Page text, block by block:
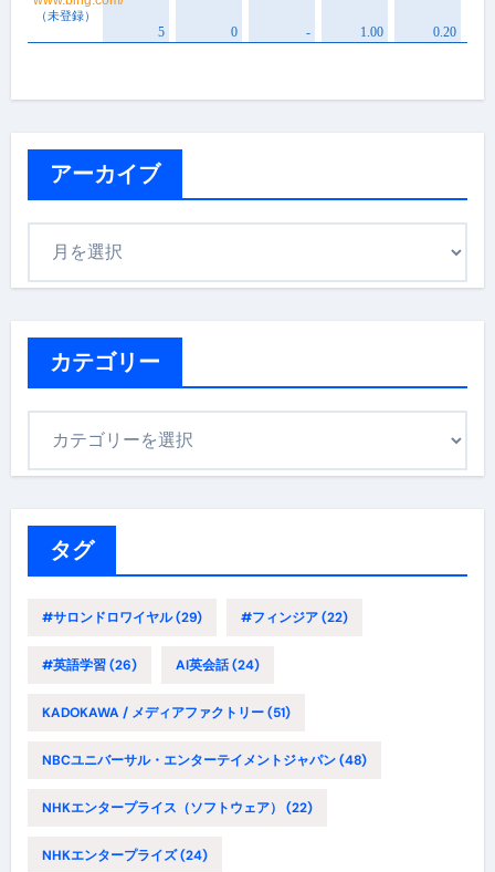
アーカイブ
カテゴリー
タグ
#サロンドロワイヤル(29) #フィンジア(22)
#英語学習(26) AI英会話(24)
KADOKAWA / メディアファクトリー(51)
NBCユニバーサル・エンターテイメントジャパン(48)
NHKエンタープライス（ソフトウェア） (22)
NHKエンタープライズ(24)